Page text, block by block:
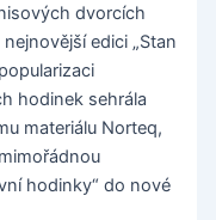
dvorcích
edici „Stan
hodinek sehrála
materiálu Norteq,
hodinky“ do nové